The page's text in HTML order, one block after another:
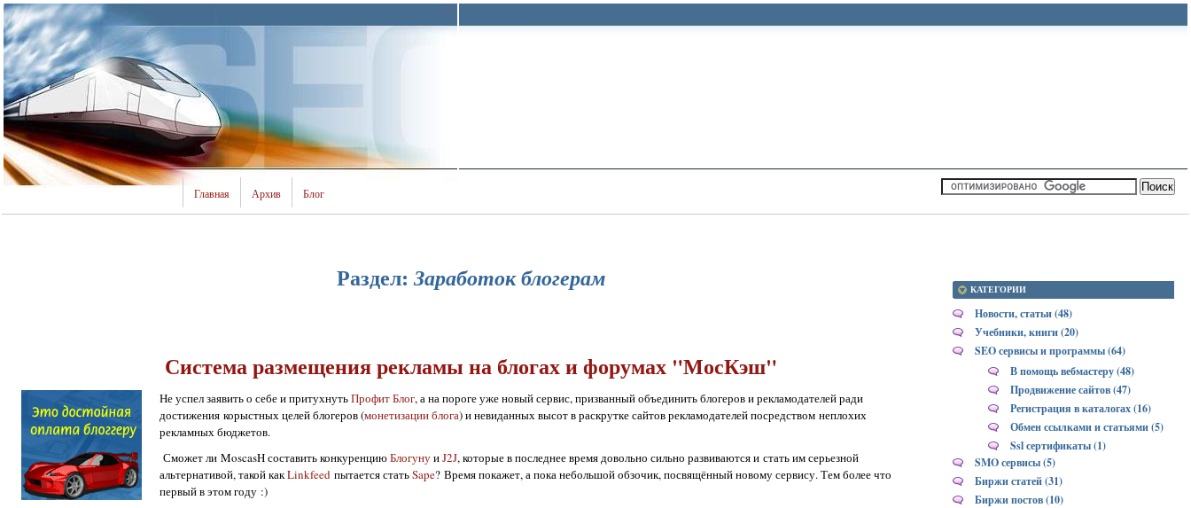
Главная Архив Блог
Раздел: Заработок блогерам
Система размещения рекламы на блогах и форумах "МосКэш"
Не успел заявить о себе и притухнутьПрофит Блог, а на пороге уже новый сервис, призванный объединить блогеров и рекламодателей ради
достижения корыстных целей блогеров (монетизации блога) и невиданных высот в раскрутке сайтов рекламодателей посредством неплохих
рекламных бюджетов.
Сможет ли MoscasH составить конкуренциюБлогунуиJ2J, которые в последнее время довольно сильно развиваются и стать им серьезной
альтернативой, такой какLinkfeed пытается статьSape? Время покажет, а пока небольшой обзочик, посвящённый новому сервису. Тем более что
первый в этом году :)
КАТЕГОРИИ
Новости, статьи (48)
Учебники, книги (20)
SEO сервисы и программы (64)
В помощь вебмастеру (48)
Продвижение сайтов (47)
Регистрация в каталогах (16)
Обмен ссылками и статьями (5)
Ssl сертификаты (1)
SMO сервисы (5)
Биржи статей (31)
Биржи постов (10)